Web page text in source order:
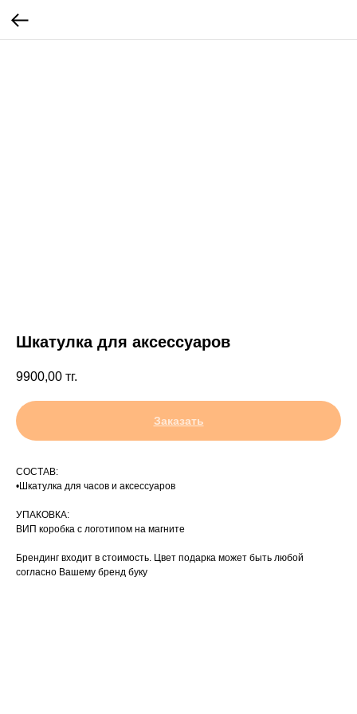
Шкатулка для аксессуаров
9900,00 тг.
Заказать
СОСТАВ:
•Шкатулка для часов и аксессуаров
УПАКОВКА:
ВИП коробка с логотипом на магните
Брендинг входит в стоимость. Цвет подарка может быть любой
согласно Вашему бренд буку